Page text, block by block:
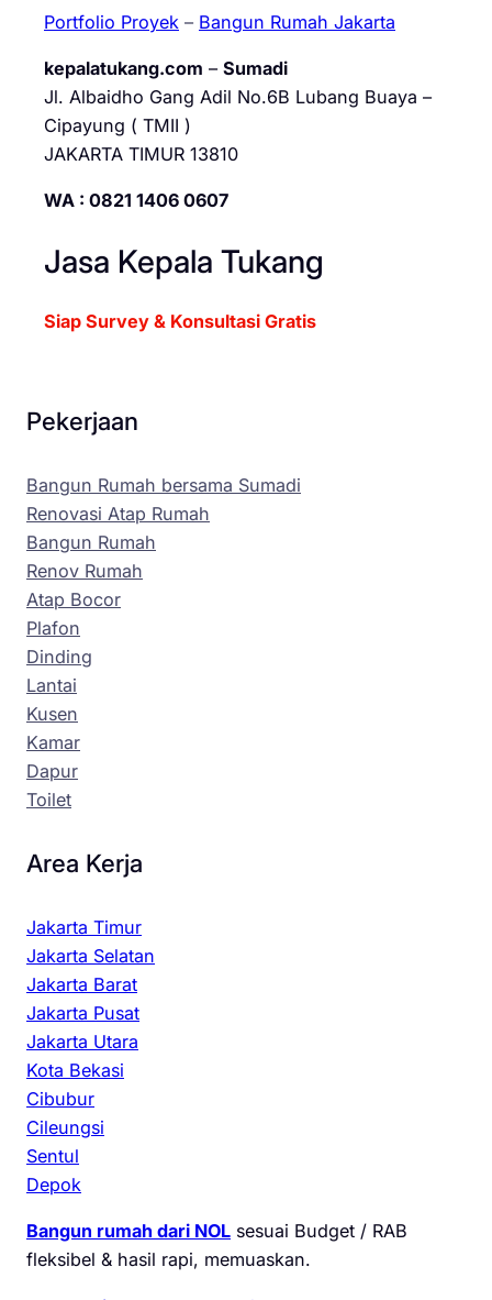
Portfolio Proyek – Bangun Rumah Jakarta
kepalatukang.com – Sumadi
Jl. Albaidho Gang Adil No.6B Lubang Buaya –
Cipayung ( TMII )
JAKARTA TIMUR 13810
WA : 0821 1406 0607
Jasa Kepala Tukang
Siap Survey & Konsultasi Gratis
Pekerjaan
Bangun Rumah bersama Sumadi
Renovasi Atap Rumah
Bangun Rumah
Renov Rumah
Atap Bocor
Plafon
Dinding
Lantai
Kusen
Kamar
Dapur
Toilet
Area Kerja
Jakarta Timur
Jakarta Selatan
Jakarta Barat
Jakarta Pusat
Jakarta Utara
Kota Bekasi
Cibubur
Cileungsi
Sentul
Depok
Bangun rumah dari NOL sesuai Budget / RAB
fleksibel & hasil rapi, memuaskan.